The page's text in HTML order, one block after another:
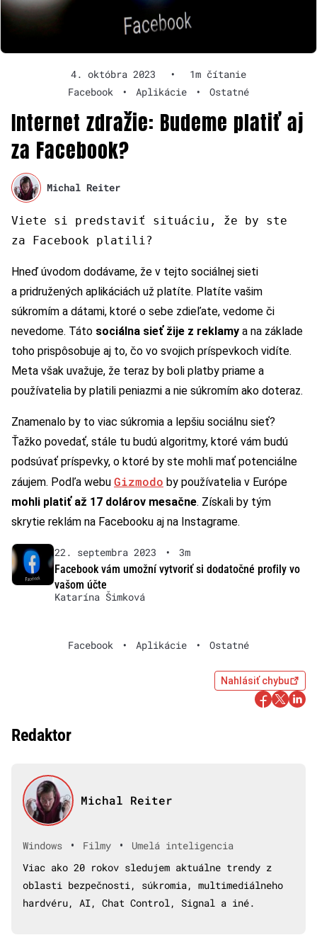
4. októbra 2023 •
1m čítanie
Facebook
• Aplikácie • Ostatné
Internet zdražie: Budeme platiť aj
za Facebook?
Michal Reiter
Viete si predstaviť situáciu, že by ste
za Facebook platili?
Hneď úvodom dodávame, že v tejto sociálnej sieti
a pridružených aplikáciách už platíte. Platíte vašim
súkromím a dátami, ktoré o sebe zdieľate, vedome či
nevedome. Táto sociálna sieť žije z reklamy a na základe
toho prispôsobuje aj to, čo vo svojich príspevkoch vidíte.
Meta však uvažuje, že teraz by boli platby priame a
používatelia by platili peniazmi a nie súkromím ako doteraz.
Znamenalo by to viac súkromia a lepšiu sociálnu sieť?
Ťažko povedať, stále tu budú algoritmy, ktoré vám budú
podsúvať príspevky, o ktoré by ste mohli mať potenciálne
záujem. Podľa webu Gizmodo by používatelia v Európe
mohli platiť až 17 dolárov mesačne. Získali by tým
skrytie reklám na Facebooku aj na Instagrame.
22. septembra 2023 •
3m
Facebook vám umožní vytvoriť si dodatočné profily vo
vašom účte
Katarína Šimková
Facebook • Aplikácie • Ostatné
Nahlásiť chybu
Redaktor
Michal Reiter
Windows • Filmy •
Umelá inteligencia
Viac ako 20 rokov sledujem aktuálne trendy z
oblasti bezpečnosti, súkromia, multimediálneho
hardvéru, AI, Chat Control, Signal a iné.